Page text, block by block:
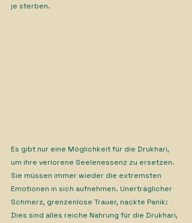
je sterben.
Es gibt nur eine Möglichkeit für die Drukhari,
um ihre verlorene Seelenessenz zu ersetzen.
Sie müssen immer wieder die extremsten
Emotionen in sich aufnehmen. Unerträglicher
Schmerz, grenzenlose Trauer, nackte Panik:
Dies sind alles reiche Nahrung für die Drukhari,